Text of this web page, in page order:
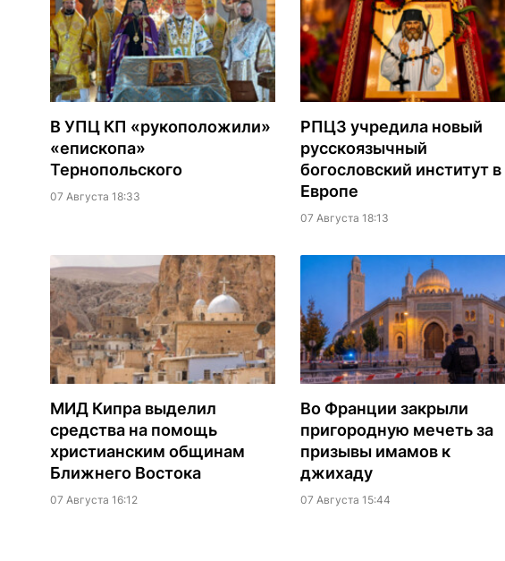
В УПЦ КП «рукоположили»
«епископа»
Тернопольского
07 Августа 18:33
РПЦЗ учредила новый
русскоязычный
богословский институт в
Европе
07 Августа 18:13
МИД Кипра выделил
средства на помощь
христианским общинам
Ближнего Востока
07 Августа 16:12
Во Франции закрыли
пригородную мечеть за
призывы имамов к
джихаду
07 Августа 15:44